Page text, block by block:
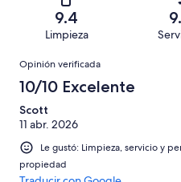
opiniones
opiniones
de
1008
opiniones
Basada
de
opiniones
Terrible.
Basada
de
1008
opiniones
9.4
Limpieza
Opiniones
Opinión verificada
10/10 Excelente
Scott
11 abr. 2026
Le gustó: Limpieza, servicio y
propiedad